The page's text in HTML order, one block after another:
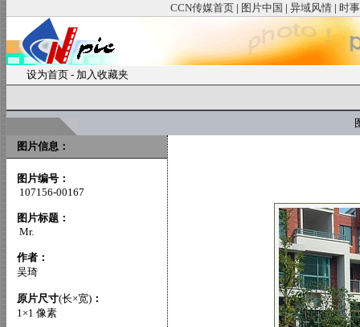
CCN传媒首页 | 图片中国 | 异域风情 | 时
设为首页 - 加入收藏夹
图片信息：
图片编号：
107156-00167
图片标题：
Mr.
作者：
吴琦
原片尺寸(长×宽) ：
1×1 像素